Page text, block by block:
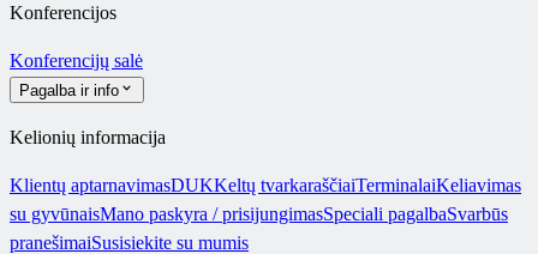
Konferencijos
Konferencijų salė
Pagalba ir info
Kelionių informacija
Klientų aptarnavimasDUKKeltų tvarkaraščiaiTerminalaiKeliavimas
su gyvūnaisMano paskyra / prisijungimasSpeciali pagalbaSvarbūs
pranešimaiSusisiekite su mumis